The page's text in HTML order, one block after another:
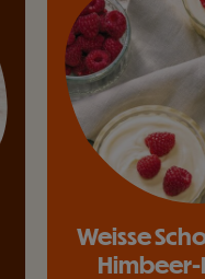
Weisse